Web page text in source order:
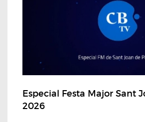
Especial Festa Major Sant
2026